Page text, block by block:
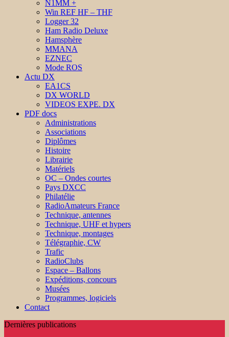
N1MM +
Win REF HF – THF
Logger 32
Ham Radio Deluxe
Hamsphère
MMANA
EZNEC
Mode ROS
Actu DX
EA1CS
DX WORLD
VIDEOS EXPE. DX
PDF docs
Administrations
Associations
Diplômes
Histoire
Librairie
Matériels
OC – Ondes courtes
Pays DXCC
Philatélie
RadioAmateurs France
Technique, antennes
Technique, UHF et hypers
Technique, montages
Télégraphie, CW
Trafic
RadioClubs
Espace – Ballons
Expéditions, concours
Musées
Programmes, logiciels
Contact
Dernières publications